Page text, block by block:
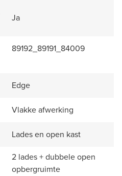
Ja
89192_89191_84009
Edge
Vlakke afwerking
Lades en open kast
2 lades + dubbele open
opbergruimte